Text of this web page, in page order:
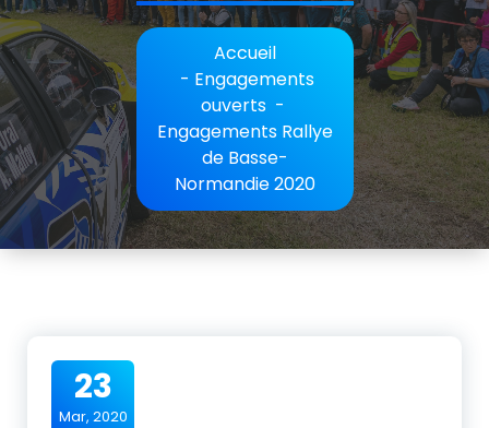
Accueil
- Engagements
ouverts-
Engagements Rallye
de Basse-
Normandie 2020
23
Mar, 2020